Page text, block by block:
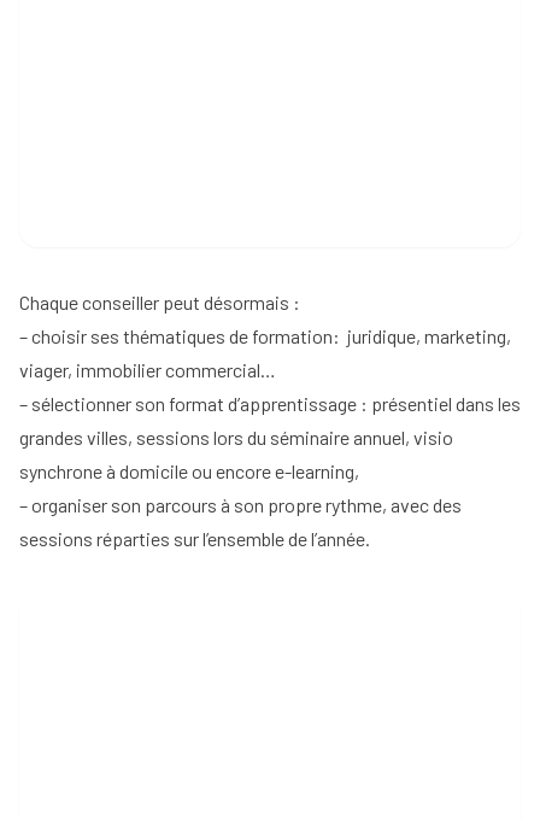
Chaque conseiller peut désormais :
– choisir ses thématiques de formation: juridique, marketing,
viager, immobilier commercial…
– sélectionner son format d’apprentissage : présentiel dans les
grandes villes, sessions lors du séminaire annuel, visio
synchrone à domicile ou encore e-learning,
– organiser son parcours à son propre rythme, avec des
sessions réparties sur l’ensemble de l’année.